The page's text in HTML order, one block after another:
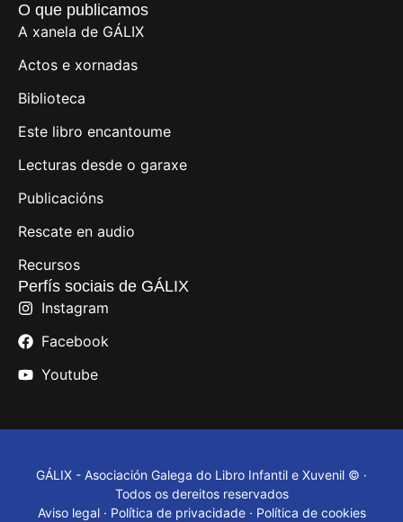
O que publicamos
A xanela de GÁLIX
Actos e xornadas
Biblioteca
Este libro encantoume
Lecturas desde o garaxe
Publicacións
Rescate en audio
Recursos
Perfís sociais de GÁLIX
Instagram
Facebook
Youtube
GÁLIX - Asociación Galega do Libro Infantil e Xuvenil © ·
Todos os dereitos reservados
Aviso legal· Política de privacidade· Política de cookies